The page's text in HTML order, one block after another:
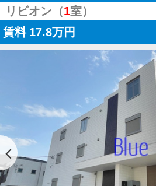
リビオン（1室）
賃料 17.8万円